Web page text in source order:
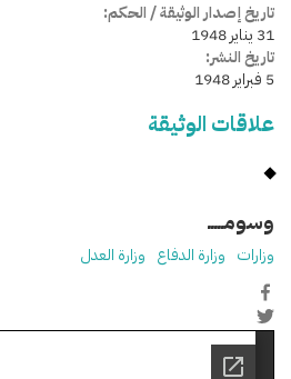
تاريخ إصدار الوثيقة / الحكم:
31 يناير 1948
تاريخ النشر:
5 فبراير 1948
علاقات الوثيقة
وسومـــــ
وزارات وزارة الدفاع وزارة العدل